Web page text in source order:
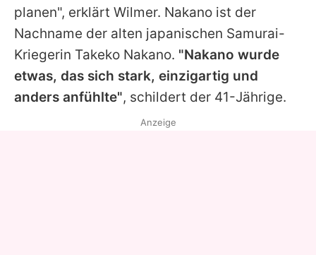
planen", erklärt Wilmer. Nakano ist der
Nachname der alten japanischen Samurai-
Kriegerin Takeko Nakano. "Nakano wurde
etwas, das sich stark, einzigartig und
anders anfühlte", schildert der 41-Jährige.
Anzeige